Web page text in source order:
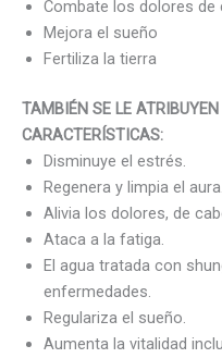
Combate los dolores de
Mejora el sueño
Fertiliza la tierra
TAMBIÉN SE LE
CARACTERÍSTICAS:
Disminuye el estrés.
Regenera y limpia el aura.
Alivia los dolores, de
Ataca a la fatiga.
El agua tratada con
enfermedades.
Regulariza el sueño.
Aumenta la vitalidad